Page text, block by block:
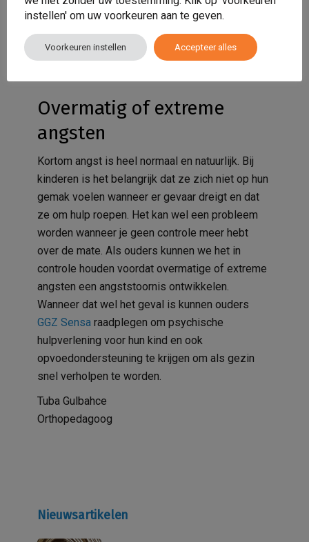
Laat je kind voelen hoe trots je op hem bent door
hem complimenten te geven. Het is belangrijk
dat je kind zich sterk voelt en juist niet onzeker.
Overmatig of extreme
angsten
Kortom angst is heel normaal en natuurlijk. Bij
kinderen is het belangrijk dat ze zich niet op hun
gemak voelen wanneer er gevaar dreigt en dat
ze om hulp roepen. Het kan wel een probleem
worden wanneer je geen controle meer hebt
over de mate. Als ouders kunnen we het in
controle houden voordat overmatige of extreme
angsten een angststoornis ontwikkelen.
Wanneer dat wel het geval is kunnen ouders
GGZ Sensa raadplegen om psychische
hulpverlening voor hun kind en ook
opvoedondersteuning te krijgen om als gezin
snel verholpen te worden.
Tuba Gulbahce
Orthopedagoog
Nieuwsartikelen
instellen' om uw voorkeuren aan te geven.
Voorkeuren instellen Accepteer alles